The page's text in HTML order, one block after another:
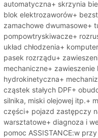
automatyczna+ skrzynia
blok elektrozaworów+
zamachowe dwumasowe+
pompowtryskiwacze+
układ chłodzenia+
pasek rozrządu+
mechaniczne+ zawieszenie
hydrokinetyczna+
cząstek stałych DPF+
silnika, miski olejowej itp.+
części+ pojazd zastępczy
warsztatowe+ diagnoza i
pomoc ASSISTANCE:w